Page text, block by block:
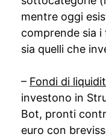
mentre oggi
comprende sia
sia quelli che
– Fondi di
investono in
Bot, pronti
euro con